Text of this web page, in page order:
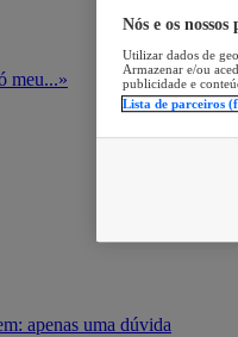
meu...»
apenas uma dúvida
Nós e os
Utilizar dados de
Armazenar e/ou
publicidade e
Lista de parceiros